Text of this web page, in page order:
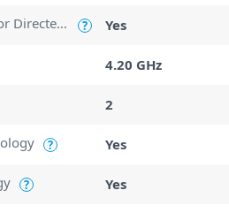
Intel Virtualization Technology for Directed I/O (VT-d) ? Yes
4.20 GHz
2
? Yes
? Yes